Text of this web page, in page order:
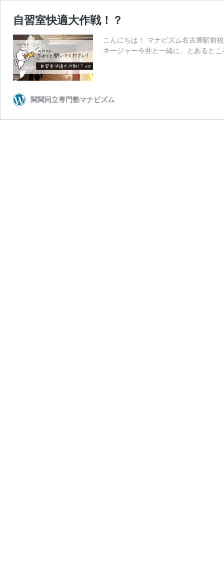
自習室快適大作戦！？
こんにちは！ マナビズム名古屋駅前
ネージャー今井と一緒に、とあると
関関同立専門塾マナビズム